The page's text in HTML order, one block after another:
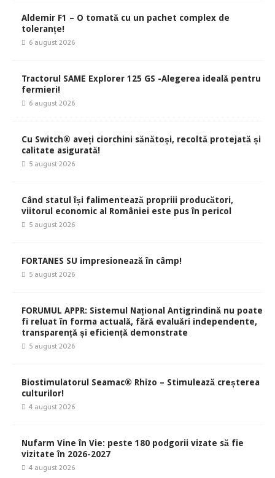
Aldemir F1 – O tomată cu un pachet complex de
toleranțe!
6 august 2026
Tractorul SAME Explorer 125 GS -Alegerea ideală pentru
fermieri!
6 august 2026
Cu Switch® aveți ciorchini sănătoși, recoltă protejată și
calitate asigurată!
5 august 2026
Când statul își falimentează propriii producători,
viitorul economic al României este pus în pericol
5 august 2026
FORTANES SU impresionează în câmp!
5 august 2026
FORUMUL APPR: Sistemul Național Antigrindină nu poate
fi reluat în forma actuală, fără evaluări independente,
transparență și eficiență demonstrate
5 august 2026
Biostimulatorul Seamac® Rhizo – Stimulează creșterea
culturilor!
4 august 2026
Nufarm Vine în Vie: peste 180 podgorii vizate să fie
vizitate în 2026-2027
4 august 2026